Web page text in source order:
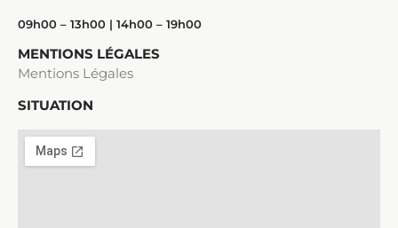
09h00 – 13h00 | 14h00 – 19h00
MENTIONS LÉGALES
Mentions Légales
SITUATION